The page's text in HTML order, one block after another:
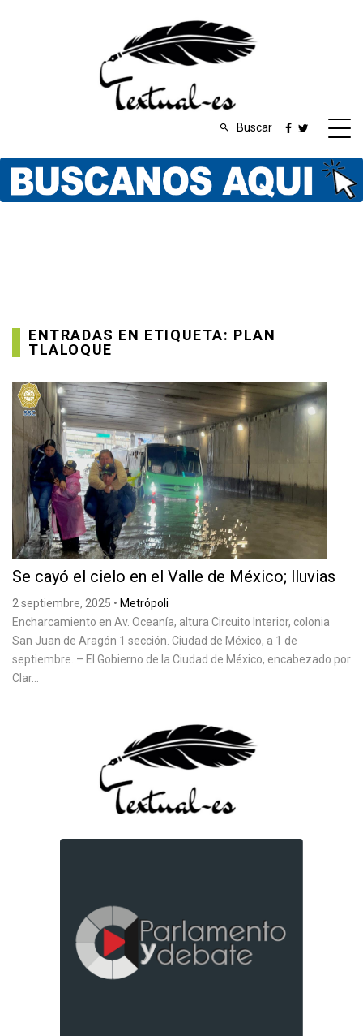
Buscar
ENTRADAS EN ETIQUETA: PLAN
TLALOQUE
Se cayó el cielo en el Valle de México; lluvias
2 septiembre, 2025 • Metrópoli
Encharcamiento en Av. Oceanía, altura Circuito Interior, colonia
San Juan de Aragón 1 sección. Ciudad de México, a 1 de
septiembre. – El Gobierno de la Ciudad de México, encabezado por
Clar...